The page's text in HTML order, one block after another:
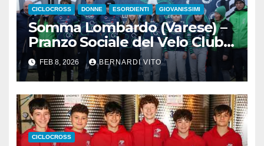
CICLOCROSS DONNE ESORDIENTI GIOVANISSIMI
Somma Lombardo (Varese) –
Pranzo Sociale del Velo Club
Sommese
FEB 8, 2026 BERNARDI VITO
CICLOCROSS